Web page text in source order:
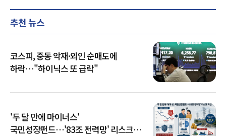
추천 뉴스
코스피, 중동 악재·외인 순매도에
하락…"하이닉스 또 급락"
'두 달 만에 마이너스'
국민성장펀드…'83조 전력망' 리스크